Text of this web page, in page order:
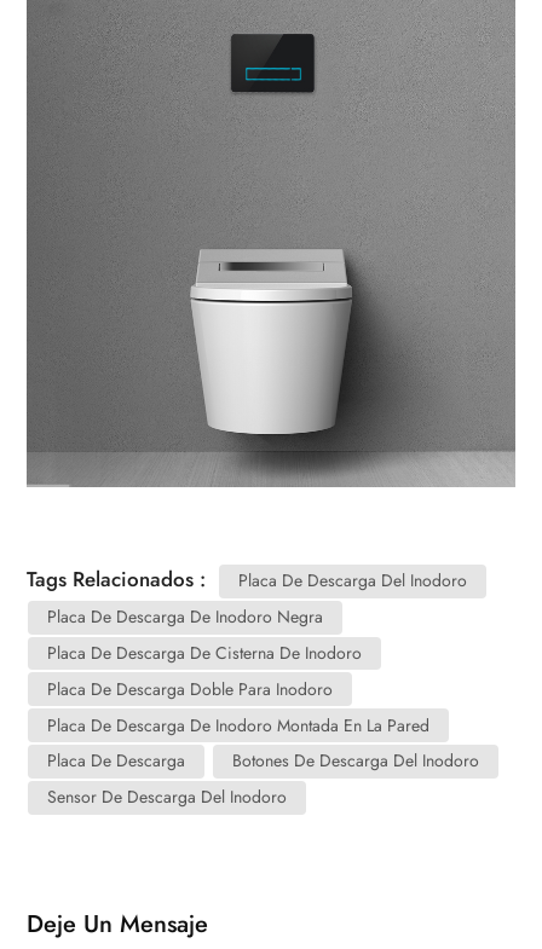
Tags Relacionados :
Placa De Descarga Del Inodoro
Placa De Descarga De Inodoro Negra
Placa De Descarga De Cisterna De Inodoro
Placa De Descarga Doble Para Inodoro
Placa De Descarga De Inodoro Montada En La Pared
Placa De Descarga
Botones De Descarga Del Inodoro
Sensor De Descarga Del Inodoro
Deje Un Mensaje